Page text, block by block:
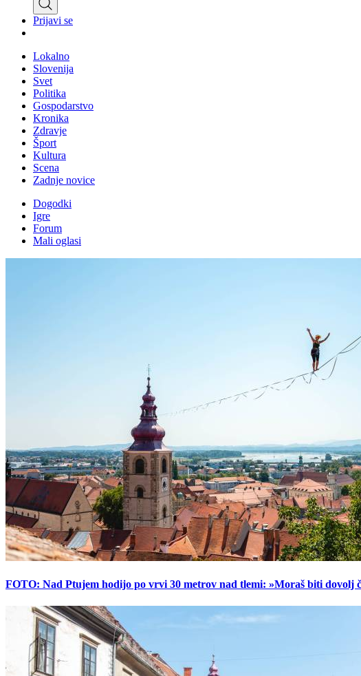
Prijavi se
Lokalno
Slovenija
Svet
Politika
Gospodarstvo
Kronika
Zdravje
Šport
Kultura
Scena
Zadnje novice
Dogodki
Igre
Forum
Mali oglasi
FOTO: Nad Ptujem hodijo po vrvi 30 metrov nad tlemi: »Moraš biti dovolj